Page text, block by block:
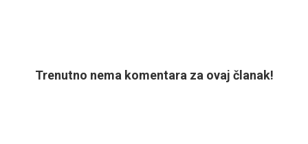
Trenutno nema komentara za ovaj članak!